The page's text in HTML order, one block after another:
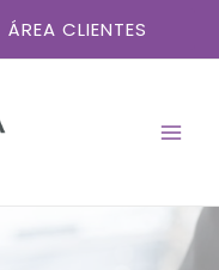
ÁREA CLIENTES